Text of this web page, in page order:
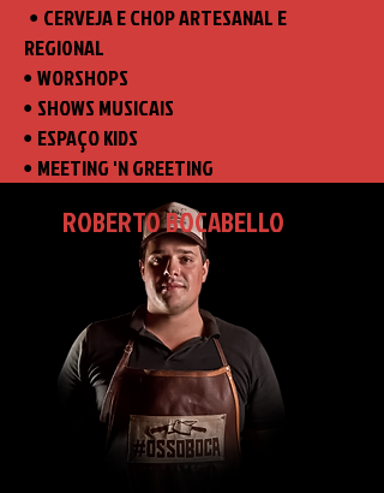
• CERVEJA E CHOP ARTESANAL E
REGI0NAL
• WORSHOPS
• SHOWS MUSICAIS
• ESPAÇO KIDS
• MEETING 'N GREETING
ROBERTO BOCABELLO